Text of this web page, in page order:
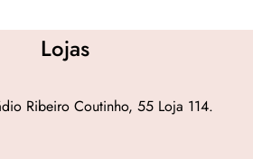
Lojas
Ribeiro Coutinho, 55 Loja 114.